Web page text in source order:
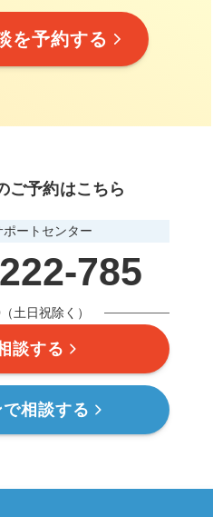
を予約する
ご予約はこちら
ートセンター
785
土日祝除く）
談する
相談する